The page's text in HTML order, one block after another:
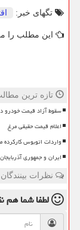
تگهای خبر:
این مطلب را
تازه ترین
سقوط آزاد قیمت خودرو
اعلام قیمت حقیقی مرغ
واردات اتوبوس کارکرده
ایران و جمهوری
نظرات
لطفا شما هم